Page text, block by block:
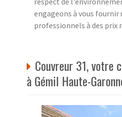
engageons à vous fournir
professionnels à des prix
Couvreur 31, votre
à Gémil Haute-